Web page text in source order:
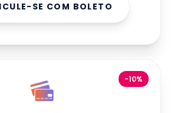
SE COM BOLETO
-10%